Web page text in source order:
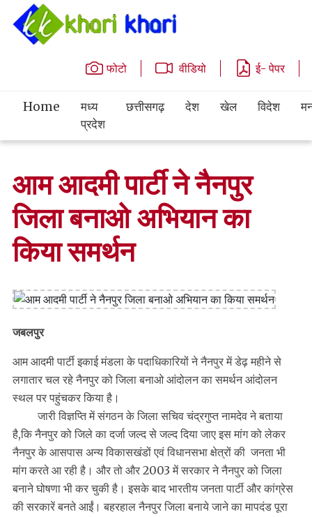
फोटो वीडियो ई- पेपर
Home
मध्य
प्रदेश
छत्तीसगढ़ देश खेल विदेश
आम आदमी पार्टी ने नैनपुर
जिला बनाओ अभियान का
किया समर्थन
जबलपुर
आम आदमी पार्टी इकाई मंडला के पदाधिकारियों ने नैनपुर में डेढ़ महीने से
लगातार चल रहे नैनपुर को जिला बनाओ आंदोलन का समर्थन आंदोलन
स्थल पर पहुंचकर किया है।
जारी विज्ञप्ति में संगठन के जिला सचिव चंद्रगुप्त नामदेव ने बताया
है,कि नैनपुर को जिले का दर्जा जल्द से जल्द दिया जाए इस मांग को लेकर
नैनपुर के आसपास अन्य विकासखंडों एवं विधानसभा क्षेत्रों की जनता भी
मांग करते आ रही है। और तो और 2003 में सरकार ने नैनपुर को जिला
बनाने घोषणा भी कर चुकी है। इसके बाद भारतीय जनता पार्टी और कांग्रेस
की सरकारें बनते आईं। बहरहाल नैनपुर जिला बनाये जाने का मापदंड पूरा